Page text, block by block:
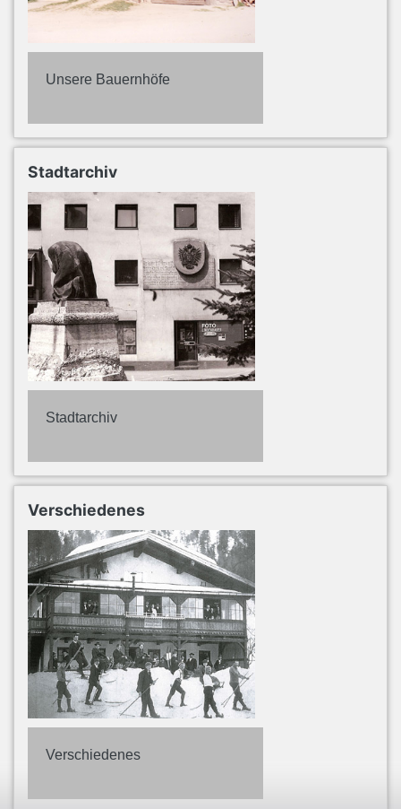
Unsere Bauernhöfe
Stadtarchiv
Stadtarchiv
Verschiedenes
Verschiedenes